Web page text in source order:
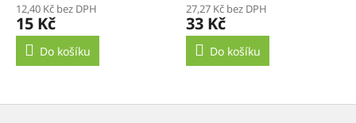
12,40 Kč bez DPH
15 Kč
Do košíku
27,27 Kč bez DPH
33 Kč
Do košíku
Z